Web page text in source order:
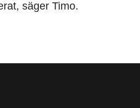
säger Timo.